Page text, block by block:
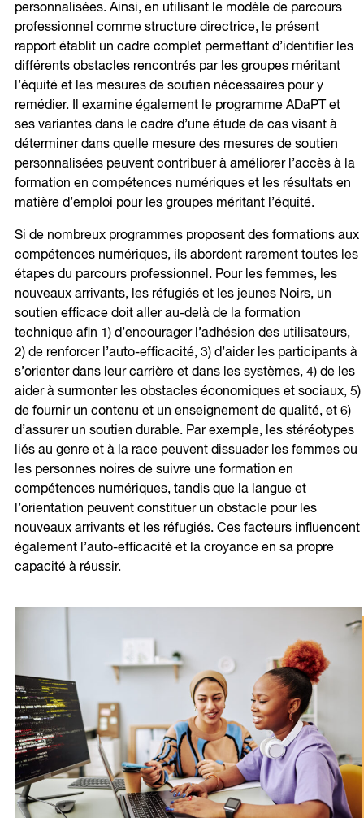
personnalisées. Ainsi, en utilisant le modèle de parcours
professionnel comme structure directrice, le présent
rapport établit un cadre complet permettant d’identifier les
différents obstacles rencontrés par les groupes méritant
l’équité et les mesures de soutien nécessaires pour y
remédier. Il examine également le programme ADaPT et
ses variantes dans le cadre d’une étude de cas visant à
déterminer dans quelle mesure des mesures de soutien
personnalisées peuvent contribuer à améliorer l’accès à la
formation en compétences numériques et les résultats en
matière d’emploi pour les groupes méritant l’équité.
Si de nombreux programmes proposent des formations aux
compétences numériques, ils abordent rarement toutes les
étapes du parcours professionnel. Pour les femmes, les
nouveaux arrivants, les réfugiés et les jeunes Noirs, un
soutien efficace doit aller au-delà de la formation
technique afin 1) d’encourager l’adhésion des utilisateurs,
2) de renforcer l’auto-efficacité, 3) d’aider les participants à
s’orienter dans leur carrière et dans les systèmes, 4) de les
aider à surmonter les obstacles économiques et sociaux, 5)
de fournir un contenu et un enseignement de qualité, et 6)
d’assurer un soutien durable. Par exemple, les stéréotypes
liés au genre et à la race peuvent dissuader les femmes ou
les personnes noires de suivre une formation en
compétences numériques, tandis que la langue et
l’orientation peuvent constituer un obstacle pour les
nouveaux arrivants et les réfugiés. Ces facteurs influencent
également l’auto-efficacité et la croyance en sa propre
capacité à réussir.